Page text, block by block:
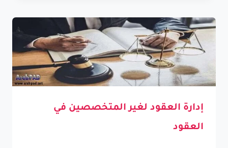
إدارة العقود لغير المتخصصين في
العقود